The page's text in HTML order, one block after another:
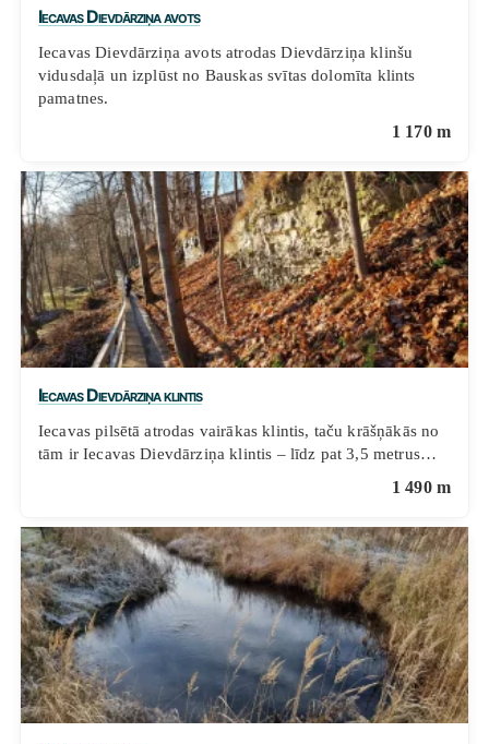
Iecavas Dievdārziņa avots
Iecavas Dievdārziņa avots atrodas Dievdārziņa klinšu
vidusdaļā un izplūst no Bauskas svītas dolomīta klints
pamatnes.
1 170 m
Iecavas Dievdārziņa klintis
Iecavas pilsētā atrodas vairākas klintis, taču krāšņākās no
tām ir Iecavas Dievdārziņa klintis – līdz pat 3,5 metrus…
1 490 m